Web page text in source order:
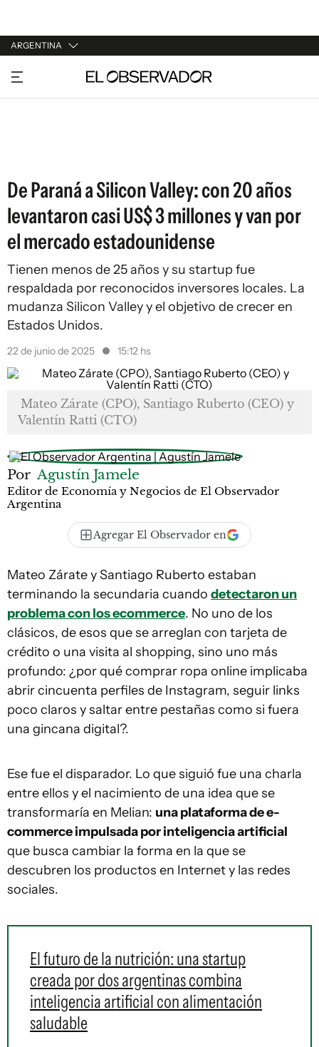
ARGENTINA
URUGUAY
ARGENTINA
De Paraná a Silicon Valley: con 20 años
levantaron casi US$ 3 millones y van por
el mercado estadounidense
Tienen menos de 25 años y su startup fue
respaldada por reconocidos inversores locales. La
mudanza Silicon Valley y el objetivo de crecer en
Estados Unidos.
22 de junio de 2025 15:12 hs
Mateo Zárate (CPO), Santiago Ruberto (CEO) y
Valentín Ratti (CTO)
Por Agustín Jamele
Editor de Economía y Negocios de El Observador
Argentina
Agregar El Observador en
Mateo Zárate y Santiago Ruberto estaban
terminando la secundaria cuando detectaron un
problema con los ecommerce. No uno de los
clásicos, de esos que se arreglan con tarjeta de
crédito o una visita al shopping, sino uno más
profundo: ¿por qué comprar ropa online implicaba
abrir cincuenta perfiles de Instagram, seguir links
poco claros y saltar entre pestañas como si fuera
una gincana digital?.
Ese fue el disparador. Lo que siguió fue una charla
entre ellos y el nacimiento de una idea que se
transformaría en Melian: una plataforma de e-
commerce impulsada por inteligencia artificial
que busca cambiar la forma en la que se
descubren los productos en Internet y las redes
sociales.
El futuro de la nutrición: una startup
creada por dos argentinas combina
inteligencia artificial con alimentación
saludable